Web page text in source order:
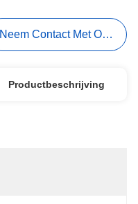
Neem Contact Met Ons Op
Productbeschrijving